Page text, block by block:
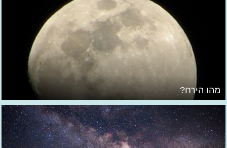
מהו הירח?